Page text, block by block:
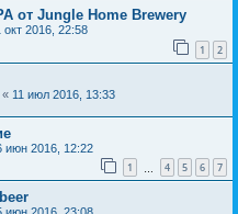
от Jungle Home Brewery
окт 2016, 22:58
1 2
« 11 июл 2016, 13:33
июн 2016, 12:22
1 4 5 6 7